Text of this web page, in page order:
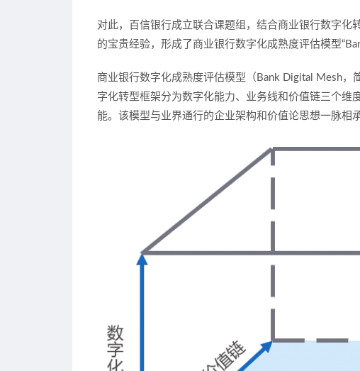
对此，百信银行成立联合课题组，结合商业银行数字化
的宝贵经验，形成了商业银行数字化成熟度评估模型
商业银行数字化成熟度评估模型（Bank Digital Mesh
字化转型框架分为数字化能力、业务线和价值链三个
能。该模型与业界通行的企业架构和价值论思想一脉相承